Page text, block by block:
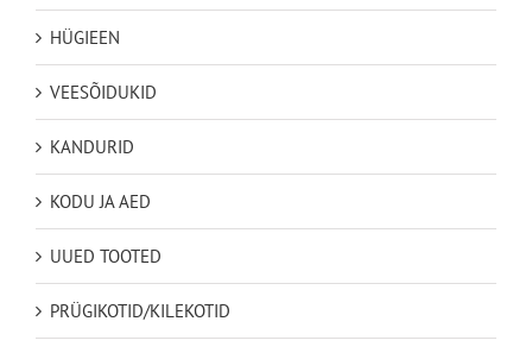
HÜGIEEN
VEESÕIDUKID
KANDURID
KODU JA AED
UUED TOOTED
PRÜGIKOTID/KILEKOTID